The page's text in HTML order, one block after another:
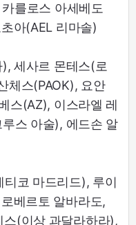
를로스 아세베도
아(AEL 리마솔)
세사르 몬테스(로
체스(PAOK), 요안
스(AZ), 이스라엘 레
스 아술), 에드손 알
코 마드리드), 루이
베르토 알바라도,
스(이상 과달라하라),